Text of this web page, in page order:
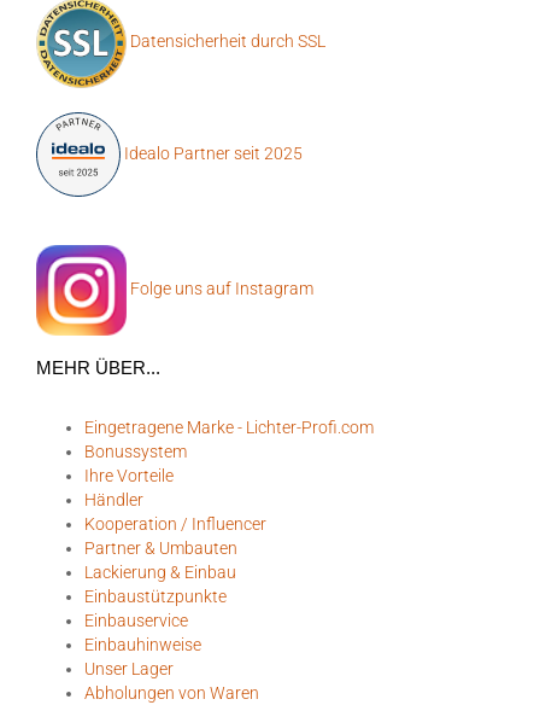
Datensicherheit durch SSL
Idealo Partner seit 2025
Folge uns auf Instagram
MEHR ÜBER...
Eingetragene Marke - Lichter-Profi.com
Bonussystem
Ihre Vorteile
Händler
Kooperation / Influencer
Partner & Umbauten
Lackierung & Einbau
Einbaustützpunkte
Einbauservice
Einbauhinweise
Unser Lager
Abholungen von Waren